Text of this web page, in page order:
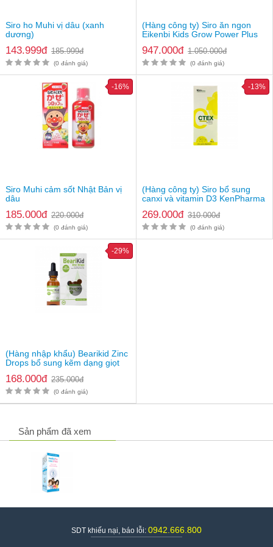
dụng thay thế thuốc chữa bệnh. Hiệu quả sử dụng tuỳ thuộc cơ
địa từng người
Siro ho Muhi vị dâu (xanh
dương)
143.999đ 185.999đ
(0 đánh giá)
(Hàng công ty) Siro ăn ngon
Eikenbi Kids Grow Power Plus
947.000đ 1.050.000đ
(0 đánh giá)
Siro Muhi cảm sốt Nhật Bản vị
dâu
185.000đ 220.000đ
-16%
(0 đánh giá)
(Hàng công ty) Siro bổ sung
canxi và vitamin D3 KenPharma
269.000đ 310.000đ
-13%
(0 đánh giá)
(Hàng nhập khẩu) Bearikid Zinc
Drops bổ sung kẽm dạng giọt
168.000đ 235.000đ
-29%
(0 đánh giá)
Sản phẩm đã xem
SDT khiếu nại, báo lỗi: 0942.666.800